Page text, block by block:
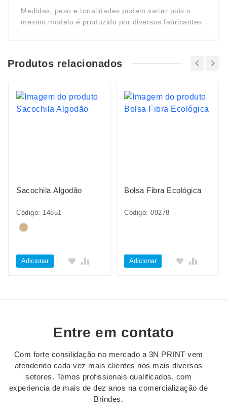
Medidas, peso e tonalidades podem variar pois o
mesmo modelo é produzido por diversos fabricantes.
Produtos relacionados
Sacochila Algodão
Código: 14851
Adicionar
Bolsa Fibra Ecológica
Código: 09278
Adicionar
Entre em contato
Com forte consilidação no mercado a 3N PRINT vem
atendendo cada vez mais clientes nos mais diversos
setores. Temos profissionais qualificados, com
experiencia de mais de dez anos na comercialização de
Brindes.